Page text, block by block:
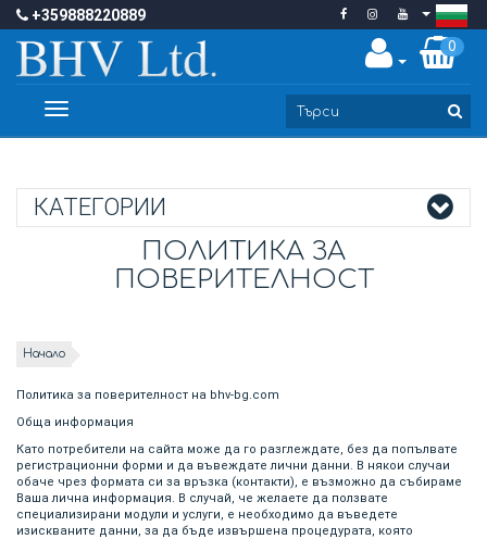
+359888220889
0
Toggle
КАТЕГОРИИ
ПОЛИТИКА ЗА
ПОВЕРИТЕЛНОСТ
Начало
Политика за поверителност на bhv-bg.com
Обща информация
Като потребители на сайта може да го разглеждате, без да попълвате
регистрационни форми и да въвеждате лични данни. В някои случаи
обаче чрез формата си за връзка (контакти), е възможно да събираме
Ваша лична информация. В случай, че желаете да ползвате
специализирани модули и услуги, е необходимо да въведете
изискваните данни, за да бъде извършена процедурата, която